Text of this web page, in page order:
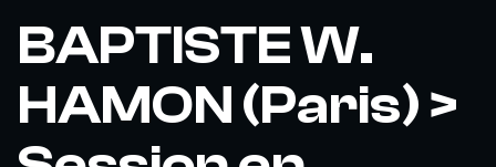
BAPTISTE W.
HAMON (Paris) >